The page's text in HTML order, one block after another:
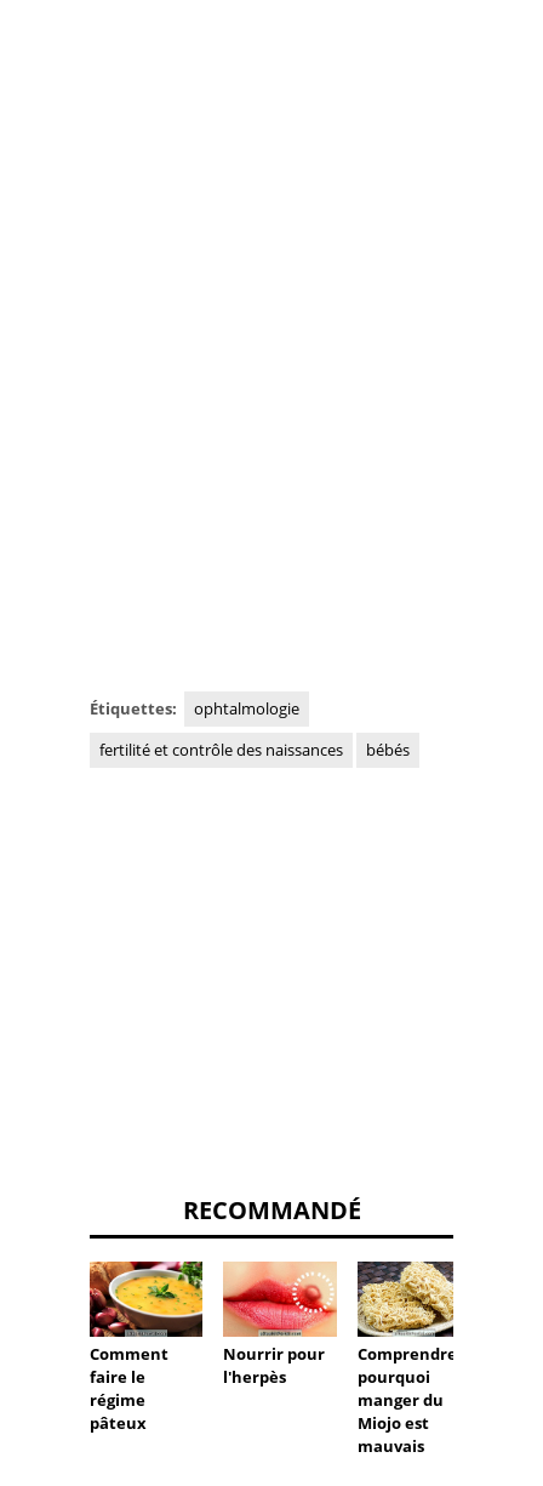
Étiquettes:
ophtalmologie
fertilité et contrôle des naissances
bébés
RECOMMANDÉ
Comment
faire le
régime
pâteux
Nourrir pour
l'herpès
Comprendre
pourquoi
manger du
Miojo est
mauvais